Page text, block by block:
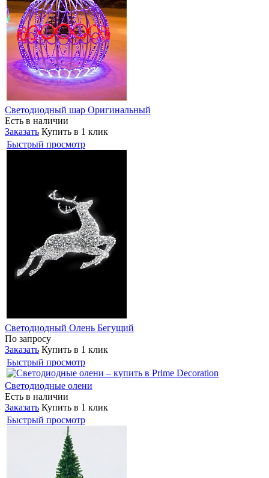
Светодиодный шар Оригинальный
Есть в наличии
Заказать Купить в 1 клик
Быстрый просмотр
Светодиодный Олень Бегущий
По запросу
Заказать Купить в 1 клик
Быстрый просмотр
Светодиодные олени
Есть в наличии
Заказать Купить в 1 клик
Быстрый просмотр